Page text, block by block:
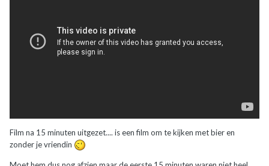
Film na 15 minuten uitgezet.... is een film om te kijken met bier en
zonder je vriendin